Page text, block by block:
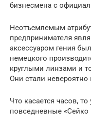
бизнесмена с
Неотъемлемым
предпринимателя
аксессуаром гения
немецкого
круглыми линзами и
Они стали
Что касается часов,
повседневные «Сейко